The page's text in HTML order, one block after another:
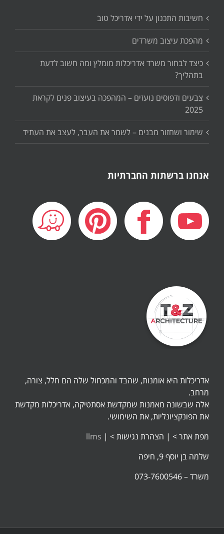
חשיבות התכנון על ידי אדריכל טוב
מהפכת עיצוב משרדים
כיצד לבחור משרד אדריכלות מומלץ ומה חשוב לדעת
בתהליך?
צבעים ודפוסים נועזים – המהפכה בעיצוב פנים לקראת
2025
שימור ושחזור מבנים – לשמר את העבר, לעצב את העתיד
אנחנו ברשתות החברתיות
אדריכלות היא אומנות, שהבד והמכחול שלה הם חלל, צורה,
מרחב.
אלה שבשונה מאמנות שמקדשת אסתטיקה, אדריכלות מקדשת
את הפונקציונליות, את השימושי.
מפת אתר > | הצהרת נגישות > |
llms
שלמה בן יוסף 9, חיפה
משרד – 073-7600546